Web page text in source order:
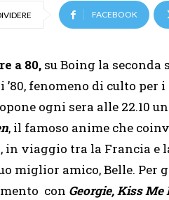
FACEBOOK
a 80, su Boing la seconda
’80, fenomeno di culto
ogni sera alle 22.10
, il famoso anime che
in viaggio tra la Francia e
miglior amico, Belle.
con Georgie, Kiss Me